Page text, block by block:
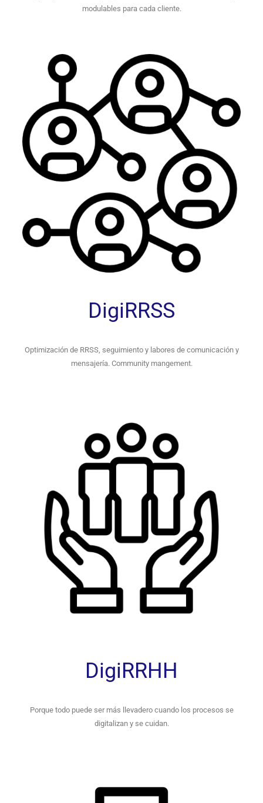
modulables para cada cliente.
DigiRRSS
Optimización de RRSS, seguimiento y labores de comunicación y
mensajería. Community mangement.
DigiRRHH
Porque todo puede ser más llevadero cuando los procesos se
digitalizan y se cuidan.